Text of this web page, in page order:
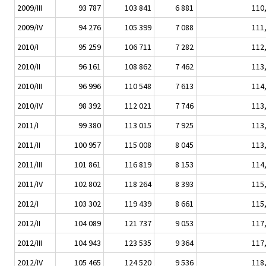
2009/III
93 787 103 841 6 881
2009/IV
94 276 105 399 7 088
2010/I
95 259 106 711 7 282
2010/II
96 161 108 862 7 462
2010/III
96 996 110 548 7 613
2010/IV
98 392 112 021 7 746
2011/I
99 380 113 015 7 925
2011/II
100 957 115 008 8 045
2011/III
101 861 116 819 8 153
2011/IV
102 802 118 264 8 393
2012/I
103 302 119 439 8 661
2012/II
104 089 121 737 9 053
2012/III
104 943 123 535 9 364
2012/IV
105 465 124 520 9 536